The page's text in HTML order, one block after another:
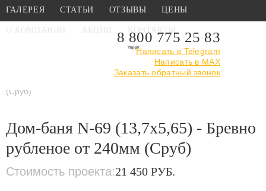
ГАЛЕРЕЯ СТАТЬИ ОТЗЫВЫ ЦЕНЫ
О КОМПАНИИ АКЦИИ КОНТАКТЫ
8 800 775 25 83
Написать в Telegram
Написать в MAX
Заказать обратный звонок
Проекты бань › Проекты рубленных
(Сруб)
Дом-баня N-69 (13,7х5,65) - Бревно
рубленое от 240мм (Сруб)
Стоимость проекта:21 450 РУБ.